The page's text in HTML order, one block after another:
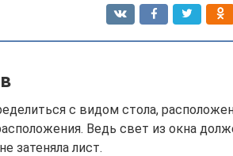
с видом стола,
Ведь свет из окна
затеняла лист.